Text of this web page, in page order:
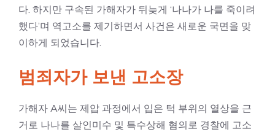
다. 하지만 구속된 가해자가 뒤늦게 ‘나나가 나를 죽이려
했다’며 역고소를 제기하면서 사건은 새로운 국면을 맞
이하게 되었습니다.
범죄자가 보낸 고소장
가해자 A씨는 제압 과정에서 입은 턱 부위의 열상을 근
거로 나나를 살인미수 및 특수상해 혐의로 경찰에 고소